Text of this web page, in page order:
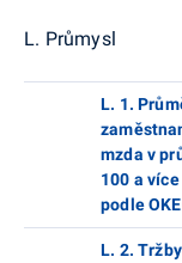
L. Průmysl
L. 1.
mzda v
100 a
podle
L. 2.